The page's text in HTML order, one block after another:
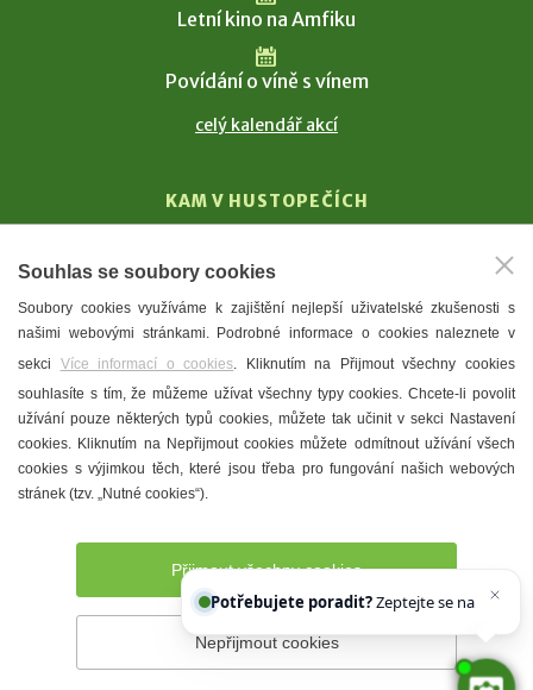
Letní kino na Amfiku
Povídání o víně s vínem
celý kalendář akcí
KAM V HUSTOPEČÍCH
T. G. Masaryk
Mandloně
Ubytování
Restaurace
Městské muzeum a galerie
Denní meníčka
Prohlášení o přístupnosti Správce webu
Souhlas se soubory cookies
Soubory cookies využíváme k zajištění nejlepší uživatelské zkušenosti s
našimi webovými stránkami. Podrobné informace o cookies naleznete v
sekci Více informací o cookies. Kliknutím na Přijmout všechny cookies
souhlasíte s tím, že můžeme užívat všechny typy cookies. Chcete-li povolit
užívání pouze některých typů cookies, můžete tak učinit v sekci Nastavení
cookies. Kliknutím na Nepřijmout cookies můžete odmítnout užívání všech
cookies s výjimkou těch, které jsou třeba pro fungování našich webových
stránek (tzv. „Nutné cookies“).
Přijmout všechny cookies
Nepřijmout cookies
Potřebujete poradit?Zeptejte se našeho asist